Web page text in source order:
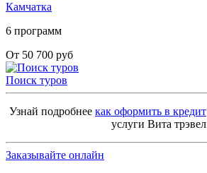
Камчатка
6 программ
От 50 700 руб
Поиск туров
Узнай подробнее как оформить в кредит
услуги Вита трэвел
Заказывайте онлайн